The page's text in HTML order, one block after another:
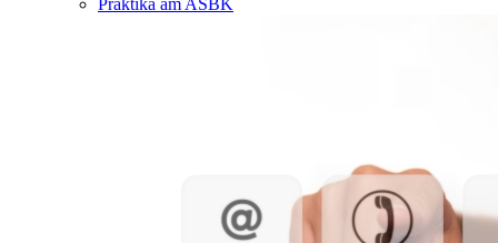
Praktika am ASBK